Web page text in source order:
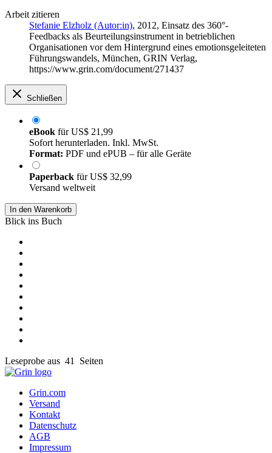
Arbeit zitieren
Stefanie Elzholz (Autor:in), 2012, Einsatz des 360°-
Feedbacks als Beurteilungsinstrument in betrieblichen
Organisationen vor dem Hintergrund eines emotionsgeleiteten
Führungswandels, München, GRIN Verlag,
https://www.grin.com/document/271437
Schließen
eBook fürUS$ 21,99
Sofort herunterladen. Inkl. MwSt.
Format: PDF und ePUB – für alle Geräte
Paperback fürUS$ 32,99
Versand weltweit
In den Warenkorb
Blick ins Buch